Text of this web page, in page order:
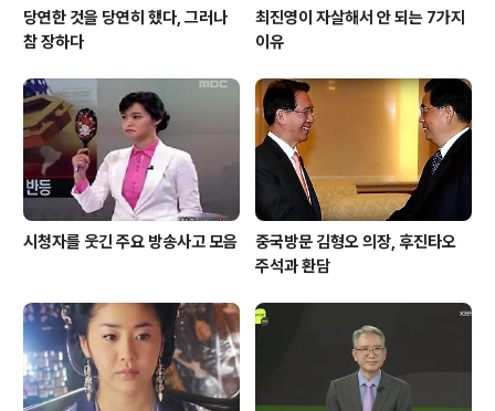
당연한 것을 당연히 했다, 그러나
참 장하다
최진영이 자살해서 안 되는 7가지
이유
시청자를 웃긴 주요 방송사고 모음
중국방문 김형오 의장, 후진타오
주석과 환담